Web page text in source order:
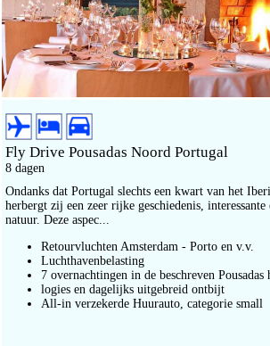
Fly Drive Pousadas Noord Portugal
8 dagen
Ondanks dat Portugal slechts een kwart van het
herbergt zij een zeer rijke geschiedenis,
natuur. Deze aspec...
Retourvluchten Amsterdam - Porto en v.v.
Luchthavenbelasting
7 overnachtingen in de beschreven Pousadas
logies en dagelijks uitgebreid ontbijt
All-in verzekerde Huurauto, categorie small